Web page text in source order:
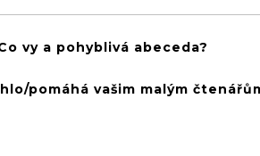
vy a pohyblivá abeceda?
pomáhá vašim malým